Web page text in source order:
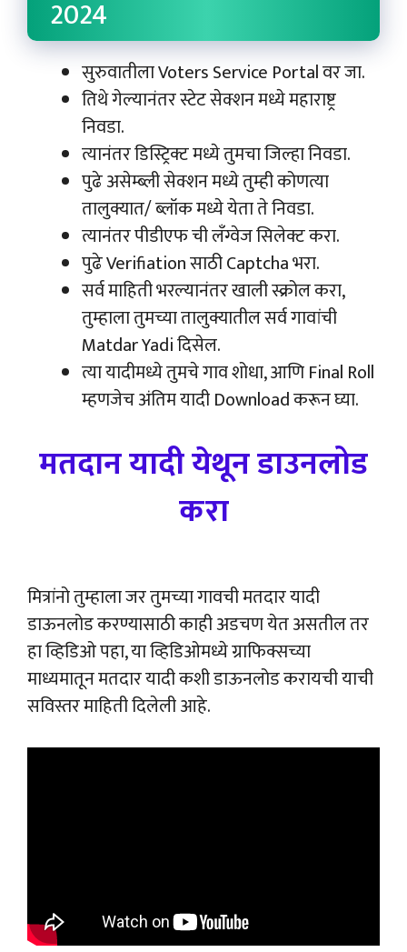
2024
सुरुवातीला Voters Service Portal वर जा.
तिथे गेल्यानंतर स्टेट सेक्शन मध्ये महाराष्ट्र
निवडा.
त्यानंतर डिस्ट्रिक्ट मध्ये तुमचा जिल्हा निवडा.
पुढे असेम्ब्ली सेक्शन मध्ये तुम्ही कोणत्या
तालुक्यात/ ब्लॉक मध्ये येता ते निवडा.
त्यानंतर पीडीएफ ची लँग्वेज सिलेक्ट करा.
पुढे Verifiation साठी Captcha भरा.
सर्व माहिती भरल्यानंतर खाली स्क्रोल करा,
तुम्हाला तुमच्या तालुक्यातील सर्व गावांची
Matdar Yadi दिसेल.
त्या यादीमध्ये तुमचे गाव शोधा, आणि Final Roll
म्हणजेच अंतिम यादी Download करून घ्या.
मतदान यादी येथून डाउनलोड
करा
मित्रांनो तुम्हाला जर तुमच्या गावची मतदार यादी
डाऊनलोड करण्यासाठी काही अडचण येत असतील तर
हा व्हिडिओ पहा, या व्हिडिओमध्ये ग्राफिक्सच्या
माध्यमातून मतदार यादी कशी डाऊनलोड करायची याची
सविस्तर माहिती दिलेली आहे.